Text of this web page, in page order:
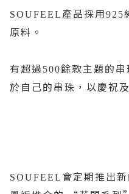
SOUFEEL 產品採用925
原料。
有超過 500餘款主題的
於自己的串珠，以慶祝
SOUFEEL 會定期推出